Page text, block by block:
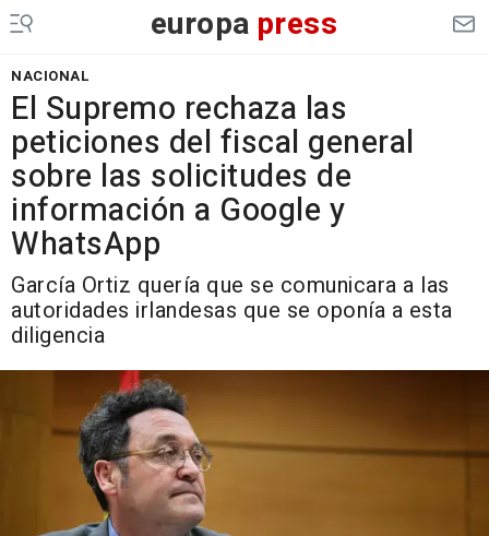
europa press
NACIONAL
El Supremo rechaza las
peticiones del fiscal general
sobre las solicitudes de
información a Google y
WhatsApp
García Ortiz quería que se comunicara a las
autoridades irlandesas que se oponía a esta
diligencia